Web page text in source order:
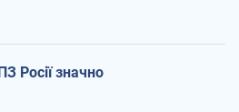
Росії значно